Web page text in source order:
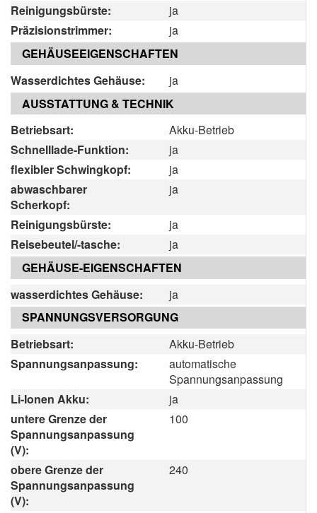
Reinigungsbürste:
ja
Präzisionstrimmer:
ja
GEHÄUSEEIGENSCHAFTEN
Wasserdichtes Gehäuse:
ja
AUSSTATTUNG & TECHNIK
Betriebsart:
Akku-Betrieb
Schnelllade-Funktion:
ja
flexibler Schwingkopf:
ja
abwaschbarer
Scherkopf:
ja
Reinigungsbürste:
ja
Reisebeutel/-tasche:
ja
GEHÄUSE-EIGENSCHAFTEN
wasserdichtes Gehäuse:
ja
SPANNUNGSVERSORGUNG
Betriebsart:
Akku-Betrieb
Spannungsanpassung:
automatische
Spannungsanpassung
Li-Ionen Akku:
ja
untere Grenze der
Spannungsanpassung
(V):
100
obere Grenze der
Spannungsanpassung
(V):
240